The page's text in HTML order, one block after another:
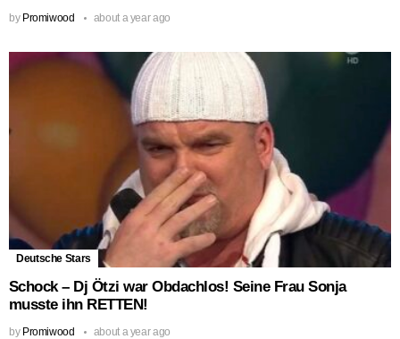
by Promiwood about a year ago
Deutsche Stars
Schock – Dj Ötzi war Obdachlos! Seine Frau Sonja
musste ihn RETTEN!
by Promiwood about a year ago